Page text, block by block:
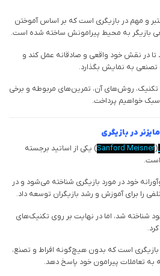
و مهم در بازیگری است که بر اساس آموختن
بازیگر به محیط پیرامونش ساخته شده است.
تا در نقش خود واقعی و صادقانه عمل کند و
به نمایش بگذارد.
تکنیک، روش‌های آن، تمرین‌های مربوطه و برخی
سبک خواهیم پرداخت.
در بازیگری
(
Sanford Meisner) یکی از اساتید برجسته
است.
خود در مورد بازیگری شناخته می‌شود و در
را برای آموزش و رشد بازیگران توسعه داد.
شناخته شد، اما در نهایت بر روی تکنیک‌های
بازیگری است که بدون هیچ‌گونه افراط و تصنع،
به تعاملات پیرامون خود پاسخ دهد.